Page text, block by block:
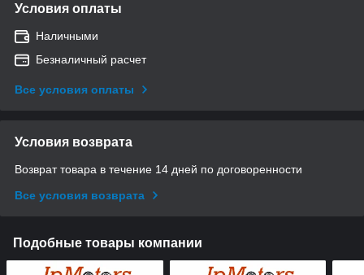
Условия оплаты
Наличными
Безналичный расчет
Все условия оплаты
Условия возврата
Возврат товара в течение 14 дней по договоренности
Все условия возврата
Подобные товары компании